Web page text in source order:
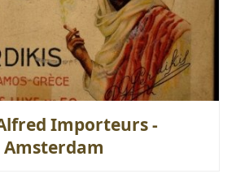
Importeurs -
Amsterdam